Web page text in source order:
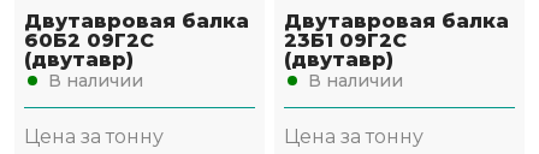
Двутавровая балка
60Б2 09Г2С
(двутавр)
В наличии
Цена за тонну
Двутавровая балка
23Б1 09Г2С
(двутавр)
В наличии
Цена за тонну